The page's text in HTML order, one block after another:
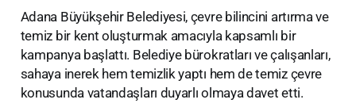
Adana Büyükşehir Belediyesi, çevre bilincini artırma ve
temiz bir kent oluşturmak amacıyla kapsamlı bir
kampanya başlattı. Belediye bürokratları ve çalışanları,
sahaya inerek hem temizlik yaptı hem de temiz çevre
konusunda vatandaşları duyarlı olmaya davet etti.